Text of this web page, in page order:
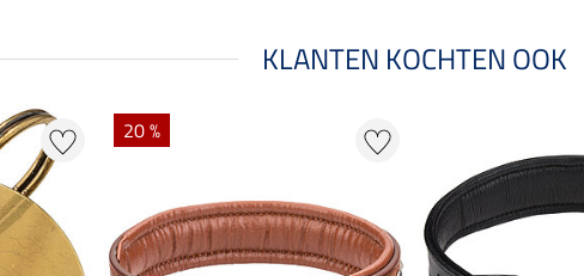
KLANTEN KOCHTEN OOK
20 %